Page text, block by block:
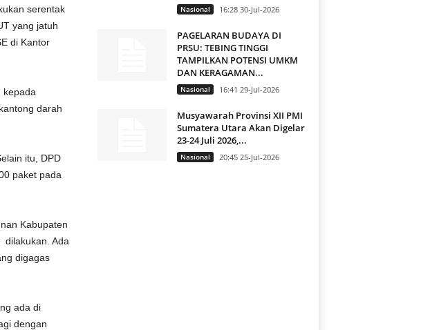
serentak
yang jatuh
di Kantor
kepada
darah
itu, DPD
paket pada
Kabupaten
dilakukan. Ada
digagas
ada di
dengan
Nasional 16:28 30-Jul-2026
PAGELARAN BUDAYA DI
PRSU: TEBING TINGGI
TAMPILKAN POTENSI UMKM
DAN KERAGAMAN...
Nasional 16:41 29-Jul-2026
Musyawarah Provinsi XII PMI
Sumatera Utara Akan Digelar
23-24 Juli 2026,...
Nasional 20:45 25-Jul-2026